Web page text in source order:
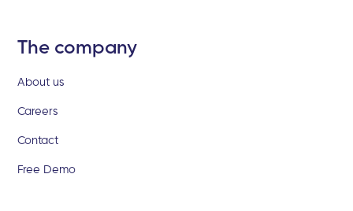
The company
About us
Careers
Contact
Free Demo